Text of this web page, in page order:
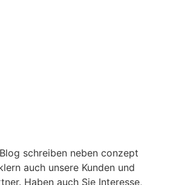
schreiben neben conzept
auch unsere Kunden und
Haben auch Sie Interesse,